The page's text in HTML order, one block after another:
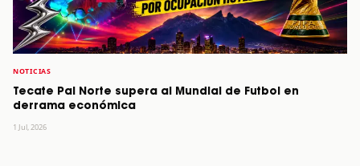
NOTICIAS
Tecate Pal Norte supera al Mundial de Futbol en
derrama económica
1 Jul, 2026